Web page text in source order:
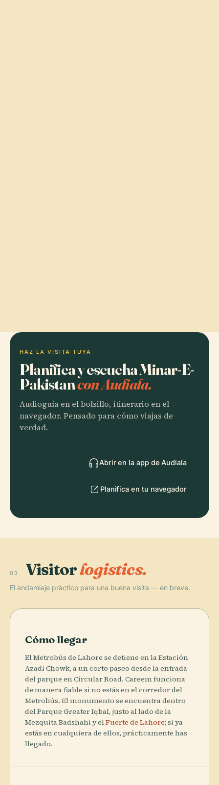
HAZ LA VISITA TUYA
Planifica y escucha Minar-E-
Pakistancon Audiala.
Audioguía en el bolsillo, itinerario en el
navegador. Pensado para cómo viajas de
verdad.
Abrir en la app de Audiala
Planifica en tu navegador
03 Visitorlogistics.
El andamiaje práctico para una buena visita — en breve.
Cómo llegar
El Metrobús de Lahore se detiene en la Estación
Azadi Chowk, a un corto paseo desde la entrada
del parque en Circular Road. Careem funciona
de manera fiable si no estás en el corredor del
Metrobús. El monumento se encuentra dentro
del Parque Greater Iqbal, justo al lado de la
Mezquita Badshahi y elFuerte de Lahore; si ya
estás en cualquiera de ellos, prácticamente has
llegado.